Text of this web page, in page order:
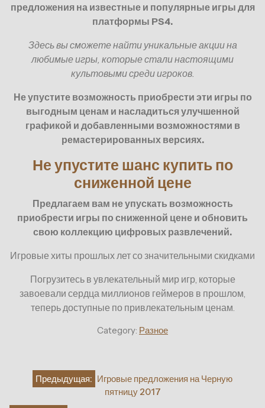
предложения на известные и популярные игры для
платформы PS4.
Здесь вы сможете найти уникальные акции на
любимые игры, которые стали настоящими
культовыми среди игроков.
Не упустите возможность приобрести эти игры по
выгодным ценам и насладиться улучшенной
графикой и добавленными возможностями в
ремастерированных версиях.
Не упустите шанс купить по
сниженной цене
Предлагаем вам не упускать возможность
приобрести игры по сниженной цене и обновить
свою коллекцию цифровых развлечений.
Игровые хиты прошлых лет со значительными скидками
Погрузитесь в увлекательный мир игр, которые
завоевали сердца миллионов геймеров в прошлом,
теперь доступные по привлекательным ценам.
Category: Разное
Навигация
Предыдущая: Игровые предложения на Черную
пятницу 2017